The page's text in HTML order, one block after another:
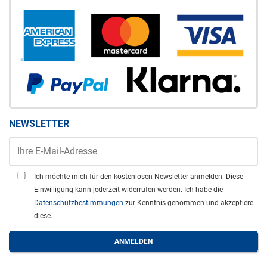
NEWSLETTER
Ich möchte mich für den kostenlosen Newsletter anmelden. Diese
Einwilligung kann jederzeit widerrufen werden. Ich habe die
Datenschutzbestimmungen zur Kenntnis genommen und akzeptiere
diese.